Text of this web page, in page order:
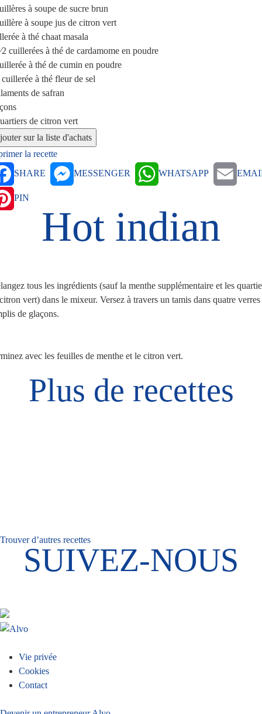
à soupe de sucre brun
à soupe jus de citron vert
à thé chaat masala
cuillerées à thé de cardamome en poudre
à thé de cumin en poudre
cuillerée à thé fleur de sel
de safran
de citron vert
la recette
SHARE
MESSENGER WHATSAPP
PIN
Hot indian
tous les ingrédients (sauf la menthe supplémentaire et les
vert) dans le mixeur. Versez à travers un tamis dans quatre verres
de glaçons.
avec les feuilles de menthe et le citron vert.
Plus de recettes
Trouver d’autres recettes
SUIVEZ-NOUS
Menu
Pied
Vie privée
Cookies
Contact